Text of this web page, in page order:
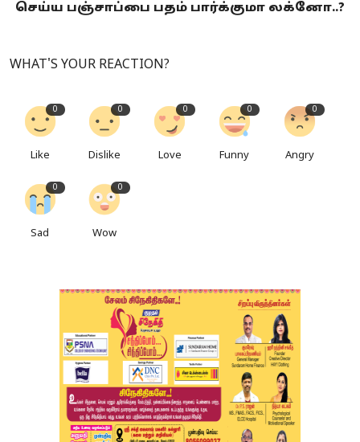
செய்ய பஞ்சாப்பை பதம் பார்க்குமா லக்னோ..?
WHAT'S YOUR REACTION?
0
Like
0
Dislike
0
Love
0
Funny
0
Angry
0
Sad
0
Wow